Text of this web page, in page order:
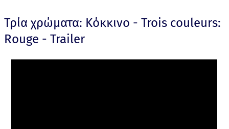
Τρία χρώματα: Κόκκινο - Trois couleurs:
Rouge - Trailer